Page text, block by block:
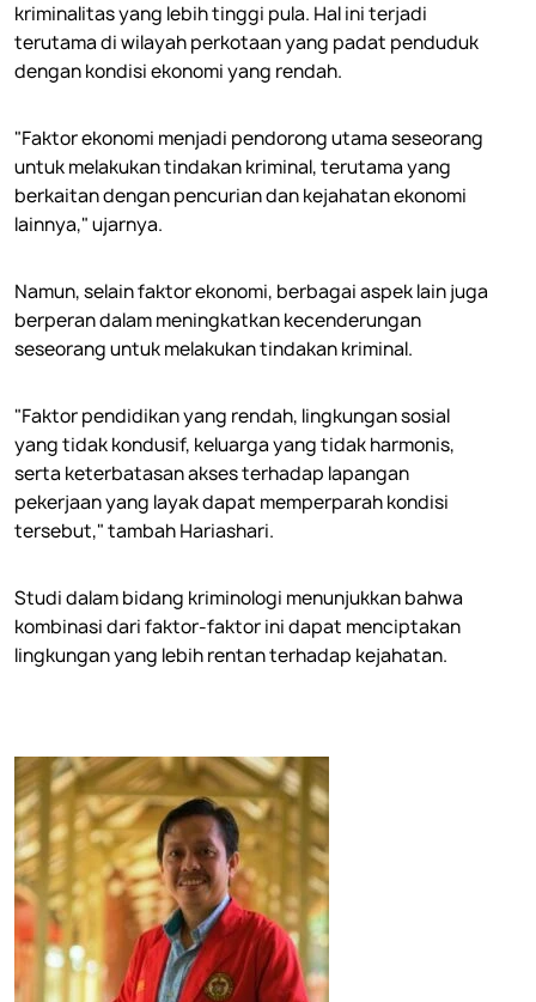
kriminalitas yang lebih tinggi pula. Hal ini terjadi
terutama di wilayah perkotaan yang padat penduduk
dengan kondisi ekonomi yang rendah.
"Faktor ekonomi menjadi pendorong utama seseorang
untuk melakukan tindakan kriminal, terutama yang
berkaitan dengan pencurian dan kejahatan ekonomi
lainnya," ujarnya.
Namun, selain faktor ekonomi, berbagai aspek lain juga
berperan dalam meningkatkan kecenderungan
seseorang untuk melakukan tindakan kriminal.
"Faktor pendidikan yang rendah, lingkungan sosial
yang tidak kondusif, keluarga yang tidak harmonis,
serta keterbatasan akses terhadap lapangan
pekerjaan yang layak dapat memperparah kondisi
tersebut," tambah Hariashari.
Studi dalam bidang kriminologi menunjukkan bahwa
kombinasi dari faktor-faktor ini dapat menciptakan
lingkungan yang lebih rentan terhadap kejahatan.